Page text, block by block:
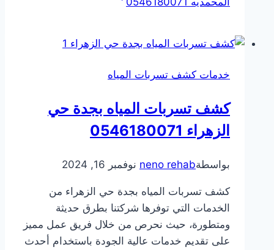
خدمات كشف تسربات المياه
كشف تسربات المياه بجدة حي
الزهراء 0546180071
بواسطةneno rehab نوفمبر 16, 2024
كشف تسربات المياه بجدة حي الزهراء من
الخدمات التي توفرها شركتنا بطرق حديثة
ومتطورة، حيث نحرص من خلال فريق عمل مميز
على تقديم خدمات عالية الجودة باستخدام أحدث